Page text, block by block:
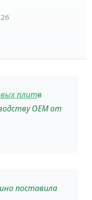
плитв
OEM от
поставила